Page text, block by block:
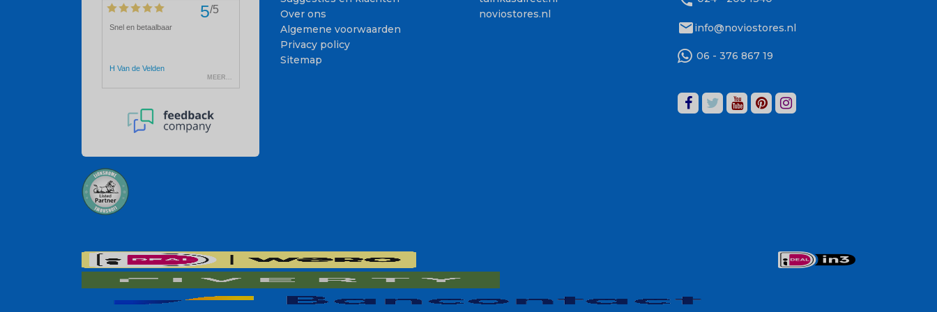
Over ons
Algemene voorwaarden
Privacy policy
Sitemap
noviostores.nl
mailinfo@noviostores.nl
06 - 376 867 19